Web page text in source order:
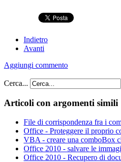
Indietro
Avanti
Aggiungi commento
Cerca...
Articoli con argomenti simili
File di corrispondenza fra i
Office - Proteggere il proprio
VBA - creare una comboBox
Office 2010 - salvare le
Office 2010 - Recupero di